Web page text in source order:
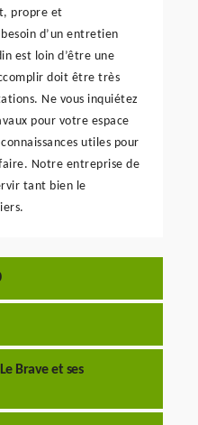
propre et
d’un entretien
est loin d’être une
doit être très
Ne vous inquiétez
pour votre espace
utiles pour
Notre entreprise de
tant bien le
Brave et ses